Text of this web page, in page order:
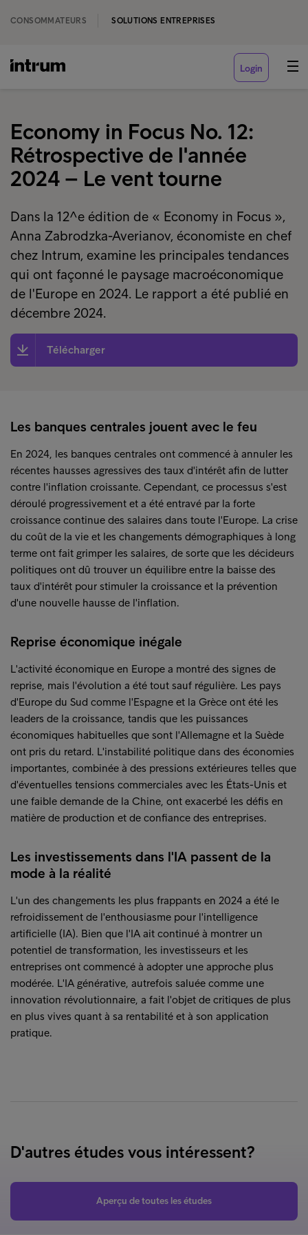
CONSOMMATEURS SOLUTIONS ENTREPRISES
Login
Economy in Focus No. 12:
Rétrospective de l'année
2024 – Le vent tourne
Dans la 12^e édition de « Economy in Focus »,
Anna Zabrodzka-Averianov, économiste en chef
chez Intrum, examine les principales tendances
qui ont façonné le paysage macroéconomique
de l'Europe en 2024. Le rapport a été publié en
décembre 2024.
Télécharger
Les banques centrales jouent avec le feu
En 2024, les banques centrales ont commencé à annuler les
récentes hausses agressives des taux d'intérêt afin de lutter
contre l'inflation croissante. Cependant, ce processus s'est
déroulé progressivement et a été entravé par la forte
croissance continue des salaires dans toute l'Europe. La crise
du coût de la vie et les changements démographiques à long
terme ont fait grimper les salaires, de sorte que les décideurs
politiques ont dû trouver un équilibre entre la baisse des
taux d'intérêt pour stimuler la croissance et la prévention
d'une nouvelle hausse de l'inflation.
Reprise économique inégale
L'activité économique en Europe a montré des signes de
reprise, mais l'évolution a été tout sauf régulière. Les pays
d'Europe du Sud comme l'Espagne et la Grèce ont été les
leaders de la croissance, tandis que les puissances
économiques habituelles que sont l'Allemagne et la Suède
ont pris du retard. L'instabilité politique dans des économies
importantes, combinée à des pressions extérieures telles que
d'éventuelles tensions commerciales avec les États-Unis et
une faible demande de la Chine, ont exacerbé les défis en
matière de production et de confiance des entreprises.
Les investissements dans l'IA passent de la
mode à la réalité
L'un des changements les plus frappants en 2024 a été le
refroidissement de l'enthousiasme pour l'intelligence
artificielle (IA). Bien que l'IA ait continué à montrer un
potentiel de transformation, les investisseurs et les
entreprises ont commencé à adopter une approche plus
modérée. L'IA générative, autrefois saluée comme une
innovation révolutionnaire, a fait l'objet de critiques de plus
en plus vives quant à sa rentabilité et à son application
pratique.
D'autres études vous intéressent?
Aperçu de toutes les études